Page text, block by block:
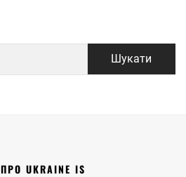
ПРО UKRAINE IS